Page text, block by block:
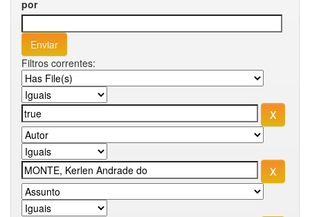
por
Filtros correntes: